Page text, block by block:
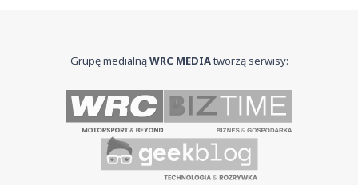
Grupę medialnąWRC MEDIAtworzą serwisy: